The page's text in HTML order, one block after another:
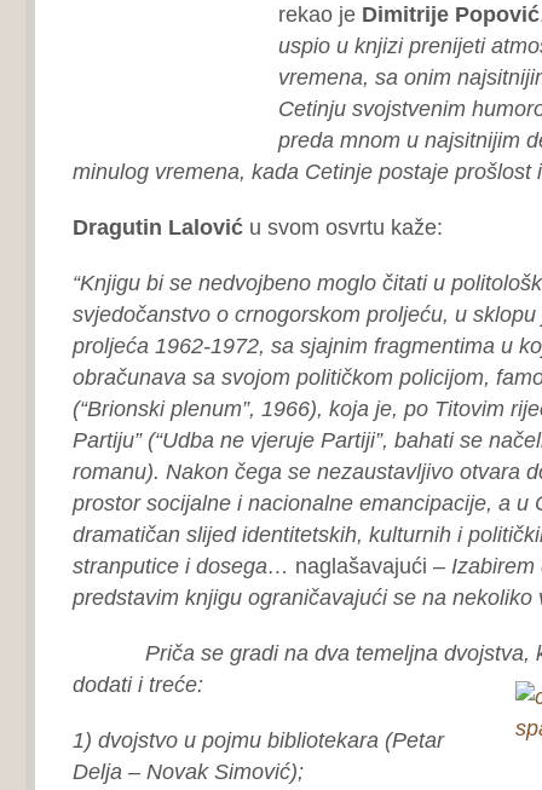
rekao je Dimitrije Popović
uspio u knjizi prenijeti
vremena, sa onim
Cetinju svojstvenim
preda mnom u najsitnijim
minulog vremena, kada Cetinje postaje prošlost
Dragutin Laloviću svom osvrtu kaže:
“Knjigu bi se nedvojbeno moglo čitati u
svjedočanstvo o crnogorskom proljeću, u
proljeća 1962-1972, sa sjajnim fragmentima u
obračunava sa svojom političkom policijom,
(“Brionski plenum”, 1966), koja je, po Titovim
Partiju” (“Udba ne vjeruje Partiji”, bahati se
romanu). Nakon čega se nezaustavljivo otvara
prostor socijalne i nacionalne emancipacije, a u
dramatičan slijed identitetskih, kulturnih i
stranputice i dosega… naglašavajući – Izabirem
predstavim knjigu ograničavajući se na nekoliko
Priča se gradi na dva temeljna dvojstva,
dodati i treće:
1) dvojstvo u pojmu bibliotekara (Petar
Delja – Novak Simović);